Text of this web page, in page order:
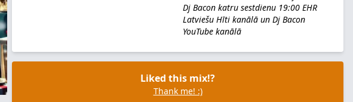
Dj Bacon katru sestdienu 19:00 EHR
Latviešu Hīti kanālāun Dj Bacon
YouTube kanālā
Liked this mix!?
Thank me! :)